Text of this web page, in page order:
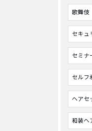
歌舞
セキュ
セミ
セルフ
ヘア
和装